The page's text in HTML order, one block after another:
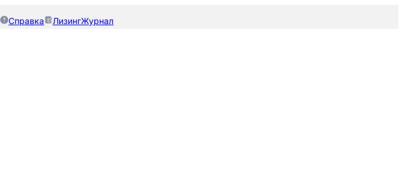
Справка ЛизингЖурнал